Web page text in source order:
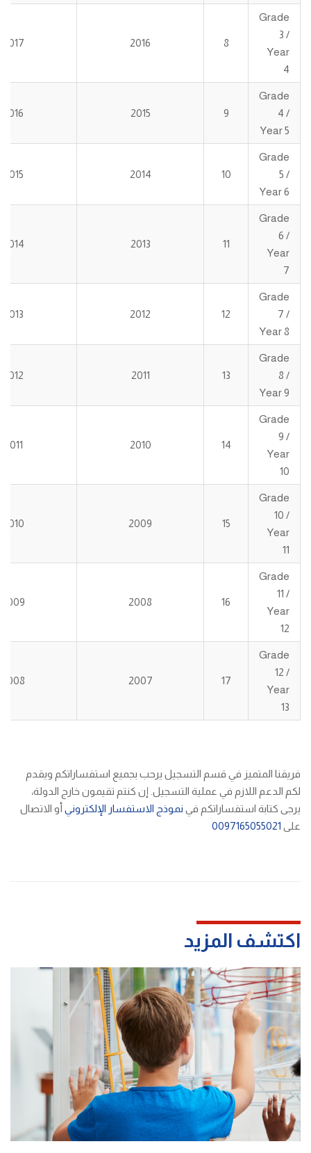
Grade
3 /
Year
4
8
2016
2017
Grade
4 /
Year 5
9
2015
2016
Grade
5 /
Year 6
10
2014
2015
Grade
6 /
Year
7
11
2013
2014
Grade
7 /
Year 8
12
2012
2013
Grade
8 /
Year 9
13
2011
2012
Grade
9 /
Year
10
14
2010
2011
Grade
10 /
Year
11
15
2009
2010
Grade
11 /
Year
12
16
2008
2009
Grade
12 /
Year
13
17
2007
2008
فريقنا المتميز في قسم التسجيل يرحب بجميع استفساراتكم ويقدم
لكم الدعم اللازم في عملية التسجيل. إن كنتم تقيمون خارج الدولة،
يرجى كتابة استفساراتكم في نموذج الاستفسار الإلكتروني أو الاتصال
على 0097165055021
اكتشف المزيد